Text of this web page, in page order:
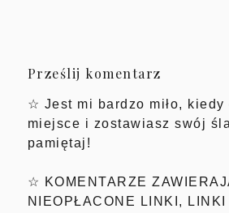
Prześlij komentarz
☆ Jest mi bardzo miło, kiedy
miejsce i zostawiasz swój
pamiętaj!
☆ KOMENTARZE
NIEOPŁACONE LINKI, LINKI